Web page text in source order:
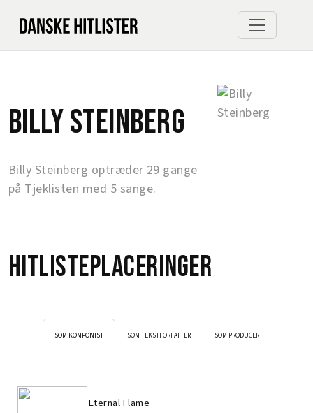
Billy Steinberg
Billy Steinberg optræder 29 gange
på Tjeklisten med 5 sange.
Hitlisteplaceringer
SOM KOMPONIST SOM TEKSTFORFATTER SOM PRODUCER
Eternal Flame